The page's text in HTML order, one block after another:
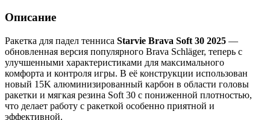
Описание
Ракетка для падел тенниса Starvie Brava Soft 30 2025 —
обновленная версия популярного Brava Schläger, теперь с
улучшенными характеристиками для максимального
комфорта и контроля игры. В её конструкции использован
новый 15K алюминизированный карбон в области головы
ракетки и мягкая резина Soft 30 с пониженной плотностью,
что делает работу с ракеткой особенно приятной и
эффективной.